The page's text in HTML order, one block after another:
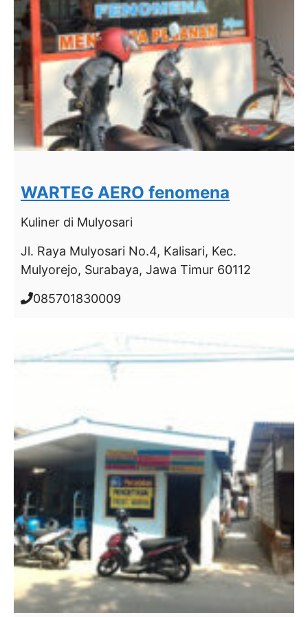
WARTEG AERO fenomena
Kuliner di Mulyosari
Jl. Raya Mulyosari No.4, Kalisari, Kec.
Mulyorejo, Surabaya, Jawa Timur 60112
085701830009